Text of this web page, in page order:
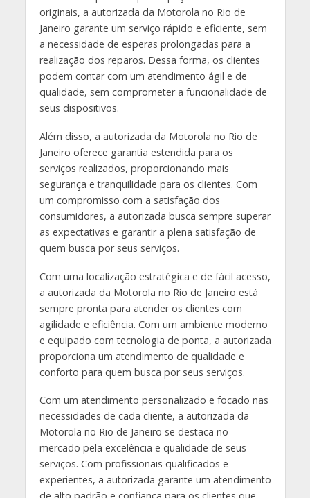
originais, a autorizada da Motorola no Rio de
Janeiro garante um serviço rápido e eficiente, sem
a necessidade de esperas prolongadas para a
realização dos reparos. Dessa forma, os clientes
podem contar com um atendimento ágil e de
qualidade, sem comprometer a funcionalidade de
seus dispositivos.
Além disso, a autorizada da Motorola no Rio de
Janeiro oferece garantia estendida para os
serviços realizados, proporcionando mais
segurança e tranquilidade para os clientes. Com
um compromisso com a satisfação dos
consumidores, a autorizada busca sempre superar
as expectativas e garantir a plena satisfação de
quem busca por seus serviços.
Com uma localização estratégica e de fácil acesso,
a autorizada da Motorola no Rio de Janeiro está
sempre pronta para atender os clientes com
agilidade e eficiência. Com um ambiente moderno
e equipado com tecnologia de ponta, a autorizada
proporciona um atendimento de qualidade e
conforto para quem busca por seus serviços.
Com um atendimento personalizado e focado nas
necessidades de cada cliente, a autorizada da
Motorola no Rio de Janeiro se destaca no
mercado pela excelência e qualidade de seus
serviços. Com profissionais qualificados e
experientes, a autorizada garante um atendimento